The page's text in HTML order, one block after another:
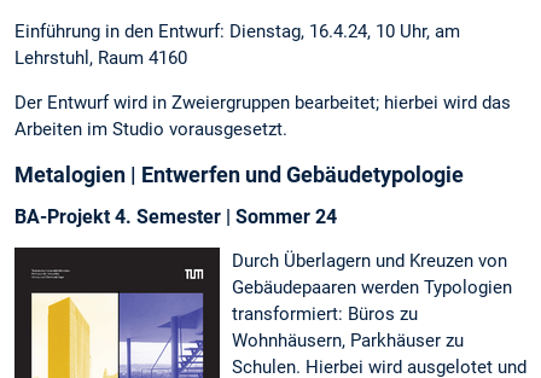
Einführung in den Entwurf: Dienstag, 16.4.24, 10 Uhr, am
Lehrstuhl, Raum 4160
Der Entwurf wird in Zweiergruppen bearbeitet; hierbei wird das
Arbeiten im Studio vorausgesetzt.
Metalogien | Entwerfen und Gebäudetypologie
BA-Projekt 4. Semester | Sommer 24
Durch Überlagern und Kreuzen von
Gebäudepaaren werden Typologien
transformiert: Büros zu
Wohnhäusern, Parkhäuser zu
Schulen. Hierbei wird ausgelotet und